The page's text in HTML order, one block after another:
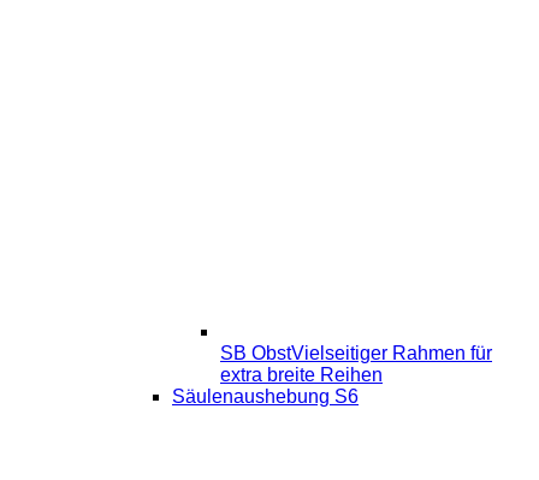
SB ObstVielseitiger Rahmen für
extra breite Reihen
Säulenaushebung S6